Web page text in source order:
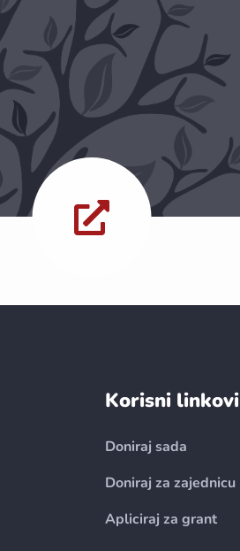
Korisni linkovi
Doniraj sada
Doniraj za zajednicu
Apliciraj za grant